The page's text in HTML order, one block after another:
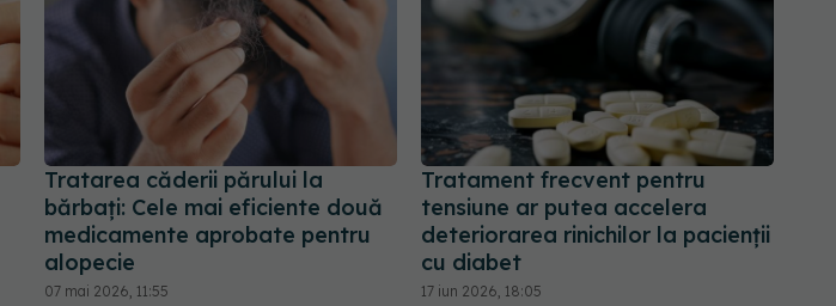
Tratarea căderii părului la
bărbați: Cele mai eficiente două
medicamente aprobate pentru
alopecie
07 mai 2026, 11:55
Tratament frecvent pentru
tensiune ar putea accelera
deteriorarea rinichilor la pacienții
cu diabet
17 iun 2026, 18:05